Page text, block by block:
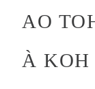
AO
À KOH